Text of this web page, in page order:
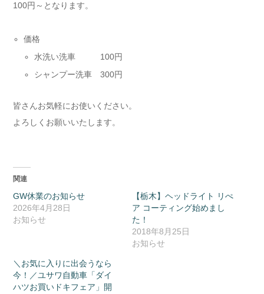
100円～となります。
価格
水洗い洗車 100円
シャンプー洗車 300円
皆さんお気軽にお使いください。
よろしくお願いいたします。
関連
GW休業のお知らせ
2026年4月28日
お知らせ
【栃木】ヘッドライト リぺ
ア コーティング始めまし
た！
2018年8月25日
お知らせ
＼お気に入りに出会うなら
今！／ユサワ自動車「ダイ
ハツお買いドキフェア」開